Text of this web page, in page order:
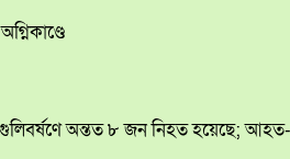
গুলিবর্ষণে অন্তত ৮ জন নিহত হয়েছে;